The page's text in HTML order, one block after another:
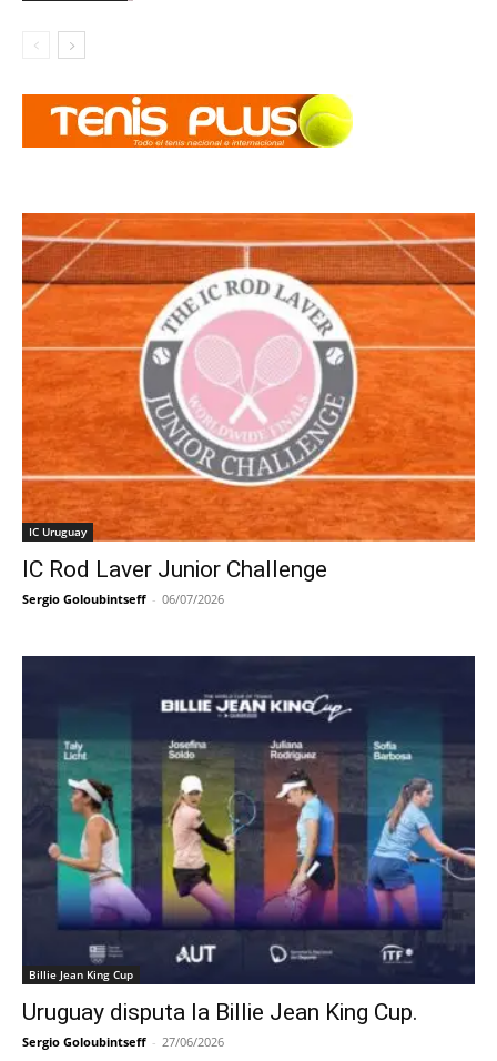
IC Uruguay
IC Rod Laver Junior Challenge
Sergio Goloubintseff - 06/07/2026
Billie Jean King Cup
Uruguay disputa la Billie Jean King Cup.
Sergio Goloubintseff - 27/06/2026